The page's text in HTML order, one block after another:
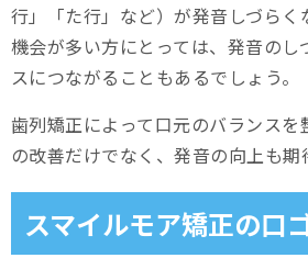
行」「た行」など）が発音しづらく
機会が多い方にとっては、発音のし
スにつながることもあるでしょう。
歯列矯正によって口元のバランスを
の改善だけでなく、発音の向上も期
スマイルモア矯正の口